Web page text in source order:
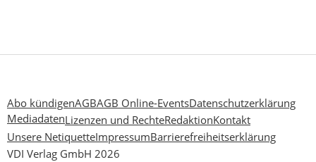
Abo kündigenAGBAGB Online-EventsDatenschutzerklärung
MediadatenLizenzen und RechteRedaktionKontakt
Unsere NetiquetteImpressumBarrierefreiheitserklärung
VDI Verlag GmbH 2026